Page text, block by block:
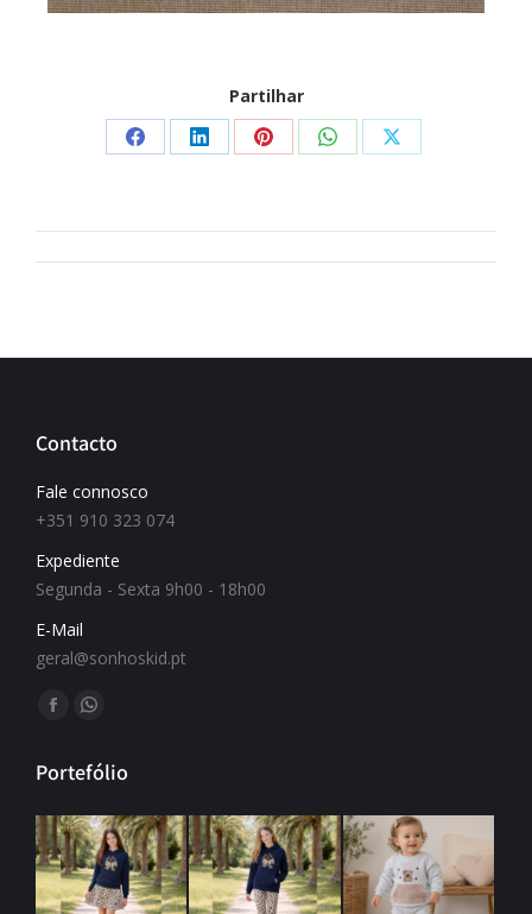
Partilhar
Contacto
Fale connosco
+351 910 323 074
Expediente
Segunda - Sexta 9h00 - 18h00
E-Mail
geral@sonhoskid.pt
Find us on:
Portefólio